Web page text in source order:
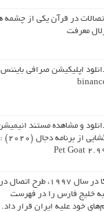
در قرآن یکی از چشمه
معرفت
اپلیکیشن صرافی بایننس
و مشاهده مستند
Pet Goat
آمریکا در سال ۱۹۹۷، طرح
خلیج فارس را در فهرست
خود علیه ایران قرار داد.